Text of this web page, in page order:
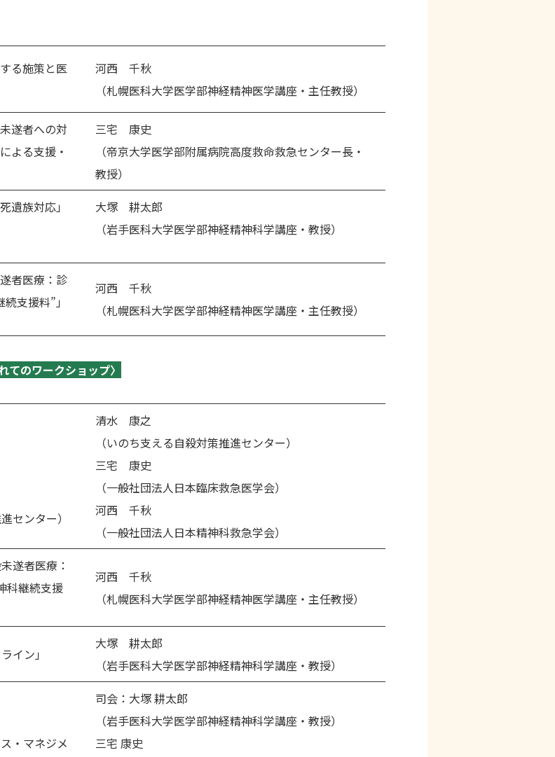
る施策と医
河西 千秋
（札幌医科大学医学部神経精神医学講座・主任教授）
遂者への対
よる支援・
三宅 康史
（帝京大学医学部附属病院高度救命救急センター長・
教授）
遺族対応」
大塚 耕太郎
（岩手医科大学医学部神経精神科学講座・教授）
者医療：診
支援料”」
河西 千秋
（札幌医科大学医学部神経精神医学講座・主任教授）
てのワークショップ〉
センター）
清水 康之
（いのち支える自殺対策推進センター）
三宅 康史
（一般社団法人日本臨床救急医学会）
河西 千秋
（一般社団法人日本精神科救急学会）
遂者医療：
科継続支援
河西 千秋
（札幌医科大学医学部神経精神医学講座・主任教授）
イン」
大塚 耕太郎
（岩手医科大学医学部神経精神科学講座・教授）
・マネジメ
司会：大塚 耕太郎
（岩手医科大学医学部神経精神科学講座・教授）
三宅 康史